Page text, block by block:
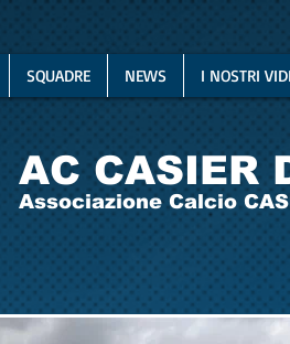
SQUADRE NEWS I NOSTRI
AC CASIER
Associazione Calcio